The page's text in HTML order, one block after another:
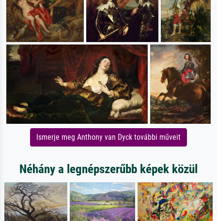
Ismerje meg Anthony van Dyck további műveit
Néhány a legnépszerűbb képek közül